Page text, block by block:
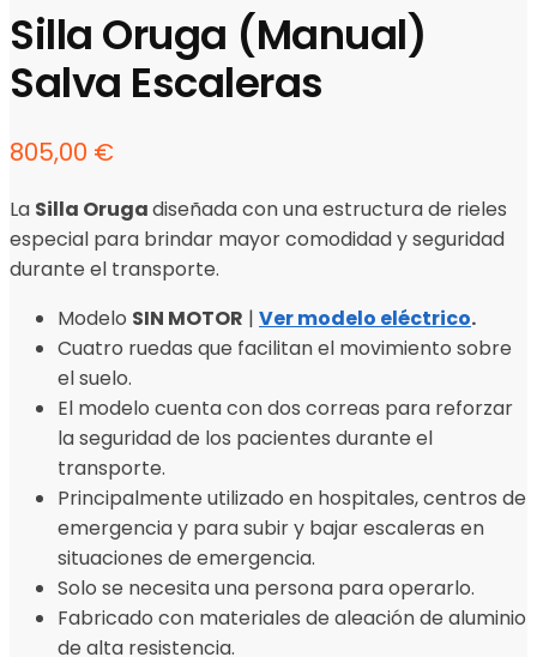
Silla Oruga (Manual)
Salva Escaleras
805,00 €
La Silla Orugadiseñada con una estructura de rieles
especial para brindar mayor comodidad y seguridad
durante el transporte.
Modelo SIN MOTOR | Ver modelo eléctrico.
Cuatro ruedas que facilitan el movimiento sobre
el suelo.
El modelo cuenta con dos correas para reforzar
la seguridad de los pacientes durante el
transporte.
Principalmente utilizado en hospitales, centros de
emergencia y para subir y bajar escaleras en
situaciones de emergencia.
Solo se necesita una persona para operarlo.
Fabricado con materiales de aleación de aluminio
de alta resistencia.